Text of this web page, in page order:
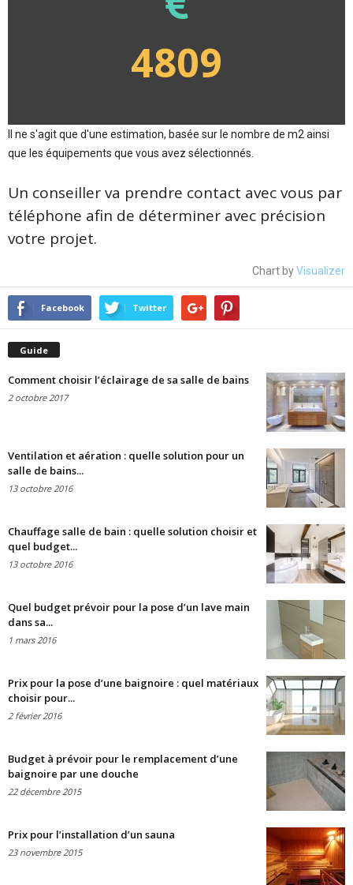
4809
Il ne s'agit que d'une estimation, basée sur le nombre de m2 ainsi
que les équipements que vous avez sélectionnés.
Un conseiller va prendre contact avec vous par
téléphone afin de déterminer avec précision
votre projet.
Chart byVisualizer
Facebook Twitter
Guide
Comment choisir l’éclairage de sa salle de bains
2 octobre 2017
Ventilation et aération : quelle solution pour un
salle de bains...
13 octobre 2016
Chauffage salle de bain : quelle solution choisir et
quel budget...
13 octobre 2016
Quel budget prévoir pour la pose d’un lave main
dans sa...
1 mars 2016
Prix pour la pose d’une baignoire : quel matériaux
choisir pour...
2 février 2016
Budget à prévoir pour le remplacement d’une
baignoire par une douche
22 décembre 2015
Prix pour l’installation d’un sauna
23 novembre 2015